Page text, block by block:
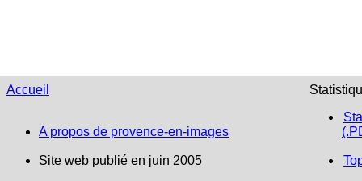
Accueil
A propos de provence-en-images
Site web publié en juin 2005